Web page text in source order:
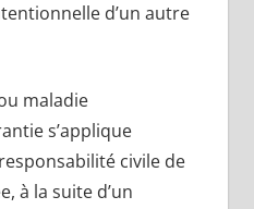
d’un autre
maladie
s’applique
civile de
à la suite d’un